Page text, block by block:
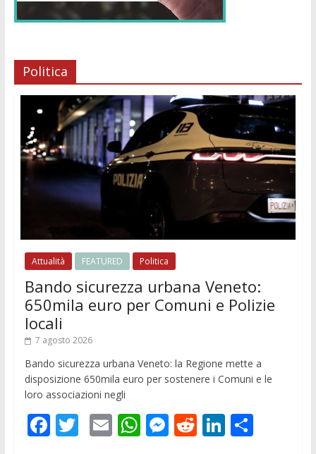
Politica
Attualità FEATURED Politica
Bando sicurezza urbana Veneto:
650mila euro per Comuni e Polizie
locali
7 agosto 2026
Bando sicurezza urbana Veneto: la Regione mette a
disposizione 650mila euro per sostenere i Comuni e le
loro associazioni negli
F T E W M R Li C